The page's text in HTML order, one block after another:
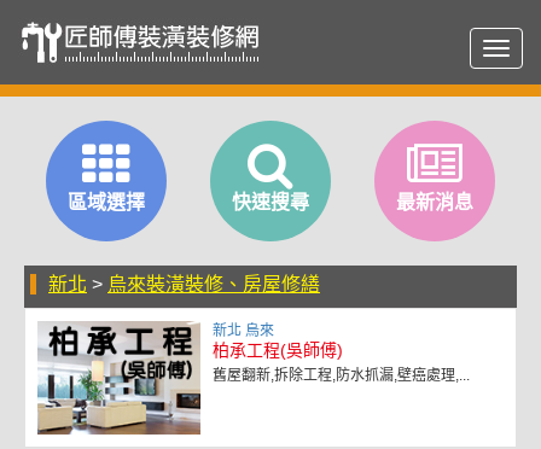
區域選擇 快速搜尋 最新消息
新北 > 烏來裝潢裝修、房屋修繕
新北 烏來
柏承工程(吳師傅)
舊屋翻新,拆除工程,防水抓漏,壁癌處理,...